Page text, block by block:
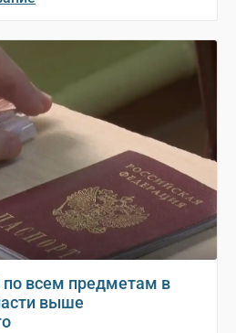
всем предметам в
выше